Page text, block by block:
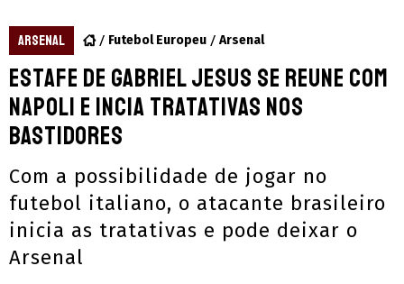
ARSENAL Futebol Europeu Arsenal
Estafe de Gabriel Jesus se reune com
Napoli e incia tratativas nos
bastidores
Com a possibilidade de jogar no
futebol italiano, o atacante brasileiro
inicia as tratativas e pode deixar o
Arsenal